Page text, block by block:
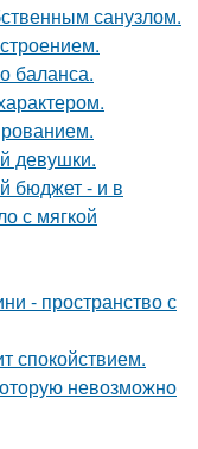
санузлом.
баланса.
девушки.
бюджет - и в
с мягкой
- пространство с
спокойствием.
невозможно